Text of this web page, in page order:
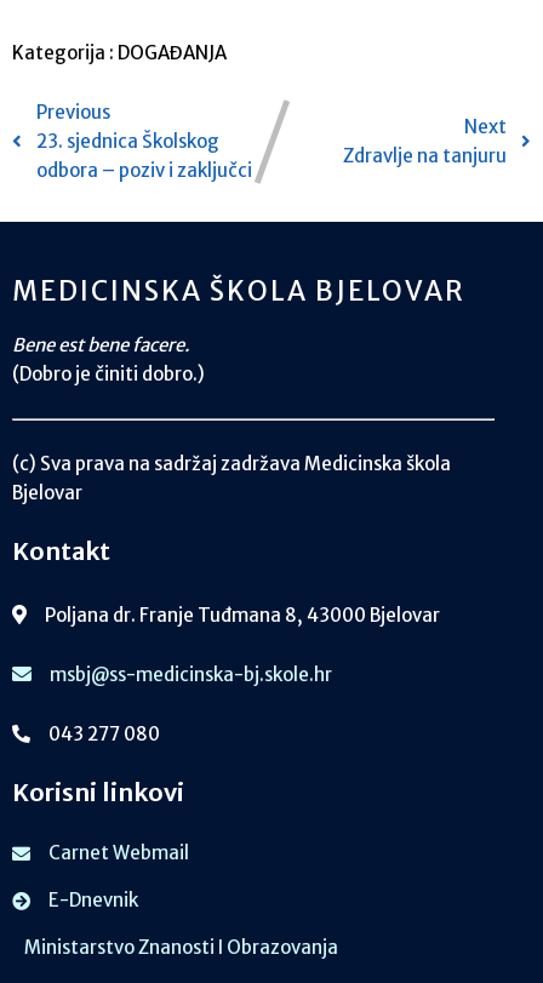
Kategorija : DOGAĐANJA
Previous
23. sjednica Školskog
odbora – poziv i zaključci
Next
Zdravlje na tanjuru
MEDICINSKA ŠKOLA BJELOVAR
Bene est bene facere.
(Dobro je činiti dobro.)
(c) Sva prava na sadržaj zadržava Medicinska škola
Bjelovar
Kontakt
Poljana dr. Franje Tuđmana 8, 43000 Bjelovar
msbj@ss-medicinska-bj.skole.hr
043 277 080
Korisni linkovi
Carnet Webmail
E-Dnevnik
Ministarstvo Znanosti I Obrazovanja